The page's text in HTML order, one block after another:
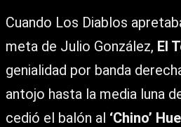
Cuando Los Diablos
meta de Julio González, El
genialidad por banda
antojo hasta la media luna
cedió el balón al ‘Chino’